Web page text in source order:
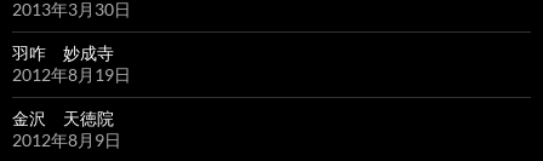
2013年3月30日
羽咋 妙成寺
2012年8月19日
金沢 天徳院
2012年8月9日